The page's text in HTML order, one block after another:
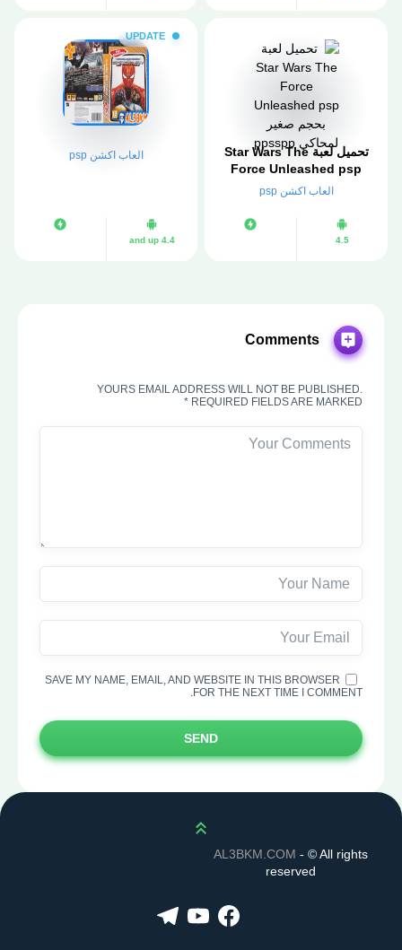
تحميل لعبة Star Wars The
Force Unleashed psp
بحجم صغير لمحاكي ppsspp
العاب اكشن psp
4.5
UPDATE
العاب اكشن psp
4.4 and up
Comments
YOURS EMAIL ADDRESS WILL NOT BE PUBLISHED.
REQUIRED FIELDS ARE MARKED *
SAVE MY NAME, EMAIL, AND WEBSITE IN THIS BROWSER
FOR THE NEXT TIME I COMMENT.
SEND
Scroll up
AL3BKM.COM - ©All rights
reserved